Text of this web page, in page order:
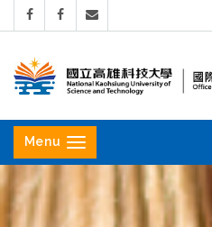
立
高
雄
科
Menu